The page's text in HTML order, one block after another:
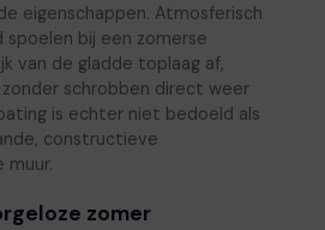
eigenschappen. Atmosferisch
spoelen bij een zomerse
van de gladde toplaag af,
schrobben direct weer
is echter niet bedoeld als
constructieve
muur.
zomer